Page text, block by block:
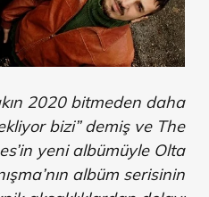
2020 bitmeden daha
bizi” demiş ve The
yeni albümüyle Olta
albüm serisinin